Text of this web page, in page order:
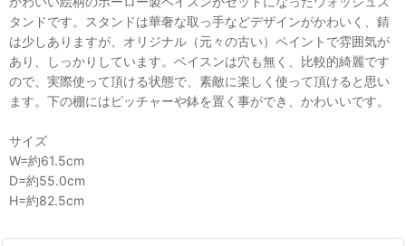
タンドです。スタンドは華奢な取っ手などデザインがかわいく、錆
は少しありますが、オリジナル（元々の古い）ペイントで雰囲気が
あり、しっかりしています。ベイスンは穴も無く、比較的綺麗です
ので、実際使って頂ける状態で、素敵に楽しく使って頂けると思い
ます。下の棚にはピッチャーや鉢を置く事ができ、かわいいです。
サイズ
W=約61.5cm
D=約55.0cm
H=約82.5cm